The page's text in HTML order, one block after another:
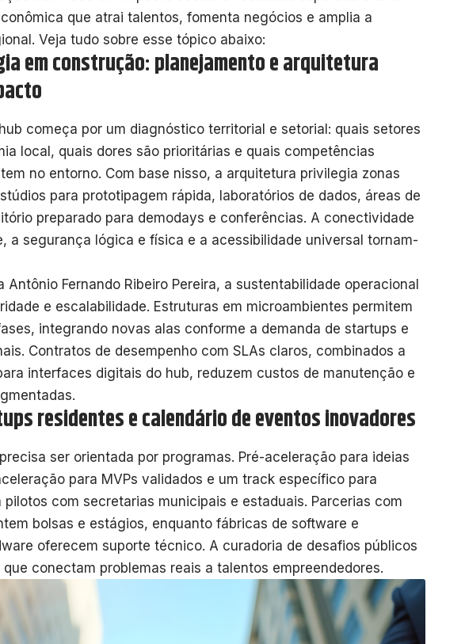
que atrai talentos, fomenta negócios e amplia a
Veja tudo sobre esse tópico abaixo:
em construção: planejamento e arquitetura
começa por um diagnóstico territorial e setorial: quais setores
local, quais dores são prioritárias e quais competências
no entorno. Com base nisso, a arquitetura privilegia zonas
para prototipagem rápida, laboratórios de dados, áreas de
preparado para demodays e conferências. A conectividade
a segurança lógica e física e a acessibilidade universal tornam-
Antônio Fernando Ribeiro Pereira, a sustentabilidade operacional
e escalabilidade. Estruturas em microambientes permitem
integrando novas alas conforme a demanda de startups e
Contratos de desempenho com SLAs claros, combinados a
interfaces digitais do hub, reduzem custos de manutenção e
residentes e calendário de eventos inovadores
ser orientada por programas. Pré-aceleração para ideias
para MVPs validados e um track específico para
com secretarias municipais e estaduais. Parcerias com
bolsas e estágios, enquanto fábricas de software e
oferecem suporte técnico. A curadoria de desafios públicos
conectam problemas reais a talentos empreendedores.